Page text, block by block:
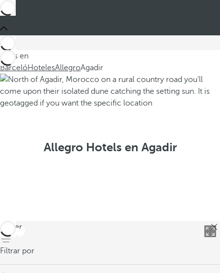
Estás en
BarcelóHotelesAllegroAgadir
Allegro Hotels en Agadir
volver
Filtrar por